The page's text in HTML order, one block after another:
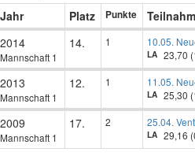
Jahr Platz Punkte
2014
Mannschaft 1
14. 1 10.05.
LA 23,70
2013
Mannschaft 1
12. 1 11.05.
LA 25,30
2009
Mannschaft 1
17. 2 25.04.
LA 29,16